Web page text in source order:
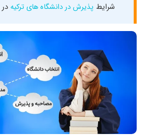
شرایط پذیرش در دانشگاه های ترکیه در